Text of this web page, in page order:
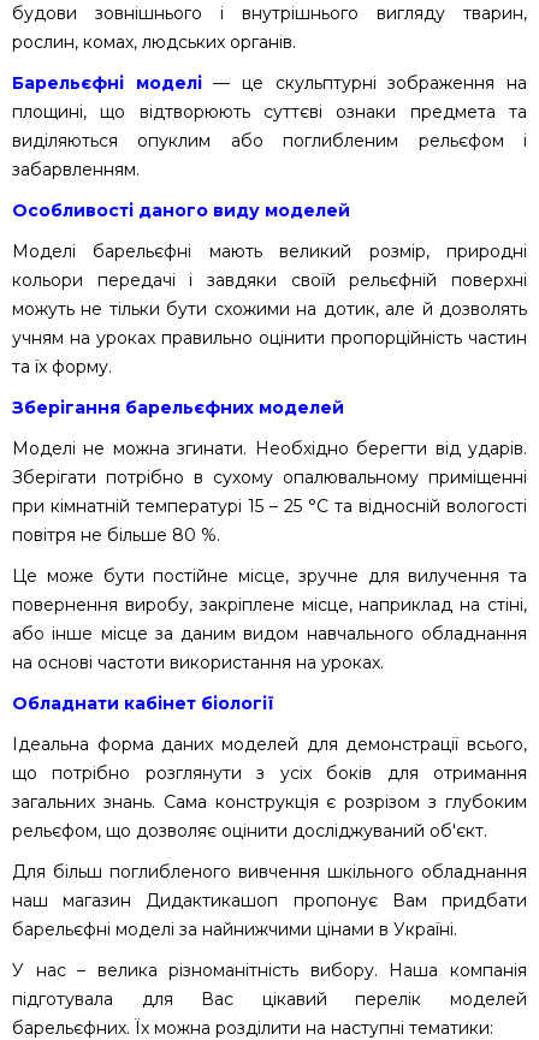
будови зовнішнього і внутрішнього вигляду тварин,
рослин, комах, людських органів.
Барельєфні моделі— це скульптурні зображення на
площині, що відтворюють суттєві ознаки предмета та
виділяються опуклим або поглибленим рельєфом і
забарвленням.
Особливості даного виду моделей
Моделі барельєфні мають великий розмір, природні
кольори передачі і завдяки своїй рельєфній поверхні
можуть не тільки бути схожими на дотик, але й дозволять
учням на уроках правильно оцінити пропорційність частин
та їх форму.
Зберігання барельєфних моделей
Моделі не можна згинати. Необхідно берегти від ударів.
Зберігати потрібно в сухому опалювальному приміщенні
при кімнатній температурі 15 – 25 °C та відносній вологості
повітря не більше 80 %.
Це може бути постійне місце, зручне для вилучення та
повернення виробу, закріплене місце, наприклад на стіні,
або інше місце за даним видом навчального обладнання
на основі частоти використання на уроках.
Обладнати кабінет біології
Ідеальна форма даних моделей для демонстрації всього,
що потрібно розглянути з усіх боків для отримання
загальних знань. Сама конструкція є розрізом з глубоким
рельєфом, що дозволяє оцінити досліджуваний об'єкт.
Для більш поглибленого вивчення шкільного обладнання
наш магазин Дидактикашоп пропонує Вам придбати
барельєфні моделі за найнижчими цінами в Україні.
У нас – велика різноманітність вибору. Наша компанія
підготувала для Вас цікавий перелік моделей
барельєфних. Їх можна розділити на наступні тематики: